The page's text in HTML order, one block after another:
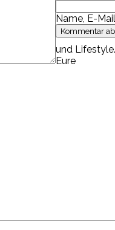
Name, E-
und
Eure